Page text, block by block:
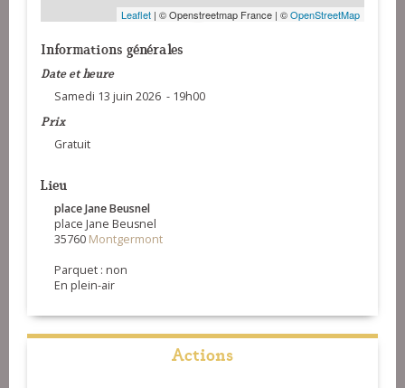
Leaflet | © Openstreetmap France | ©OpenStreetMap
Informations générales
Date et heure
Samedi 13 juin 2026 - 19h00
Prix
Gratuit
Lieu
place Jane Beusnel
place Jane Beusnel
35760 Montgermont
Parquet : non
En plein-air
Actions